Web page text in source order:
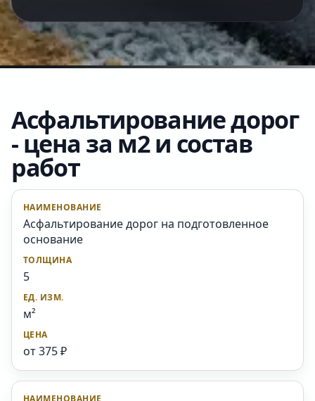
Асфальтирование дорог
- цена за м2 и состав
работ
Асфальтирование дорог на подготовленное
основание
5
м²
от 375 ₽